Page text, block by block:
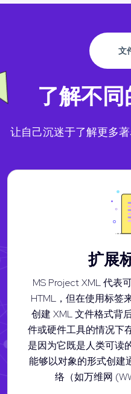
文
了解不
让自己沉迷于了解更多
扩展
MS Project XML 代表
HTML，但在使用标签
创建 XML 文件格式背
件或硬件工具的情况下
是因为它既是人类可读
能够以对象的形式创建
络（如万维网